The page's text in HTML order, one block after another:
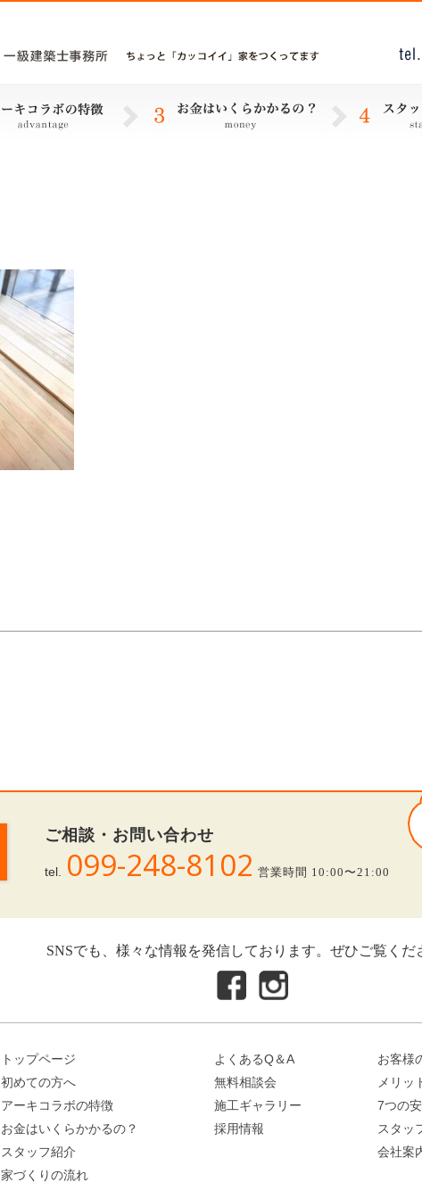
ご相談・お問い合わせ
tel. 099-248-8102 営業時間 10:00〜21:00
SNSでも、様々な情報を発信しております。ぜひご覧くだ
トップページ
初めての方へ
アーキコラボの特徴
お金はいくらかかるの？
スタッフ紹介
家づくりの流れ
よくあるQ＆A
無料相談会
施工ギャラリー
採用情報
お客様
メリッ
7つの
スタッ
会社案